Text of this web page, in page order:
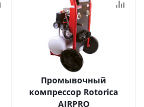
Промывочный
компрессор Rotorica
AIRPRO